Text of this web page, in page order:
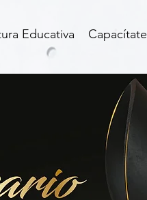
Educativa Capacítate